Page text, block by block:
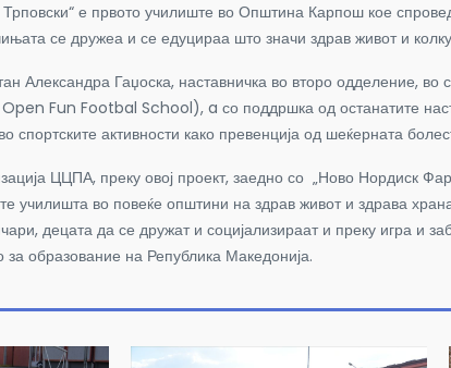
е првото училиште во Општина Карпош кое
се дружеа и се едуцираа што значи здрав живот и
Александра Гаџоска, наставничка во второ одделение,
Open Fun Footbal School), a со поддршка од останатите
спортските активности како превенција од шеќерната
ЦЦПА, преку овој проект, заедно со „Ново Нордиск
училишта во повеќе општини на здрав живот и здрава
децата да се дружат и социјализираат и преку игра и
образование на Република Македонија.